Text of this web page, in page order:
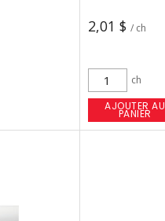
2,01 $ / ch
ch
AJOUTER AU
PANIER